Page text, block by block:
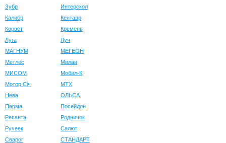
Зубр
Интерскол
Калибр
Кентавр
Корвет
Кремень
Луга
Луч
МАГНУМ
МЕГЕОН
Метлес
Милан
МИСОМ
Мобил-К
Мотор Сiч
МТХ
Нева
ОЛЬСА
Парма
Посейдон
Ресанта
Родничок
Ручеек
Салют
Сварог
СТАНДАРТ